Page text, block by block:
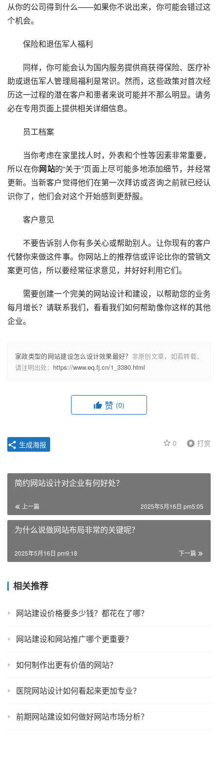
从你的公司得到什么——如果你不说出来，你可能会错过这
个机会。
保险和退伍军人福利
同样，你可能会认为国内服务提供商获得保险、医疗补
助或退伍军人管理局福利是常识。然而，这些政策对首次经
历这一过程的潜在客户和患者来说可能并不那么明显。请务
必在专用页面上提供相关详细信息。
员工档案
当你考虑在家里找人时，外表和个性等因素非常重要，
所以在你网站的“关于”页面上尽可能多地添加细节，并经常
更新。当新客户觉得他们在第一次拜访或咨询之前就已经认
识你了，他们会对这个开始感到更舒服。
客户意见
不要告诉别人你有多关心或帮助别人。让你现有的客户
代替你来做这件事。你网站上的推荐信或评论比你的营销文
案更可信，所以要经常征求意见，并好好利用它们。
需要创建一个完美的网站设计和建设，以帮助您的业务
每月增长？请联系我们，看看我们如何帮助像你这样的其他
企业。
家政类型的网站建设怎么设计效果最好？ 非原创文章，如若转载，
请注明出处： https://www.eq.fj.cn/1_3380.html
赞 (0)
0 打赏
生成海报
简约网站设计对企业有何好处？
上一篇 2025年5月16日 pm5:05
为什么说做网站布局非常的关键呢？
下一篇
2025年5月16日 pm9:18
相关推荐
网站建设价格要多少钱？都花在了哪？
网站建设和网站推广哪个更重要？
如何制作出更有价值的网站？
医院网站设计如何看起来更加专业？
前期网站建设如何做好网站市场分析？